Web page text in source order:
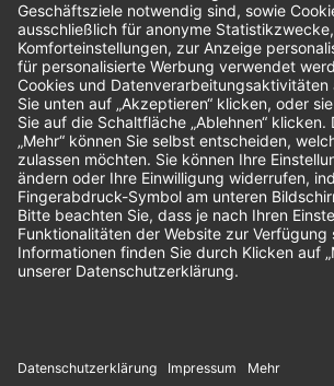
Unsere Zahlungsarten: